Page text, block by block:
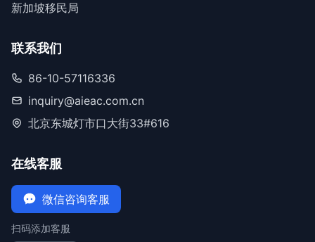
新加坡移民局
联系我们
86-10-57116336
inquiry@aieac.com.cn
北京东城灯市口大街33#616
在线客服
微信咨询客服
扫码添加客服